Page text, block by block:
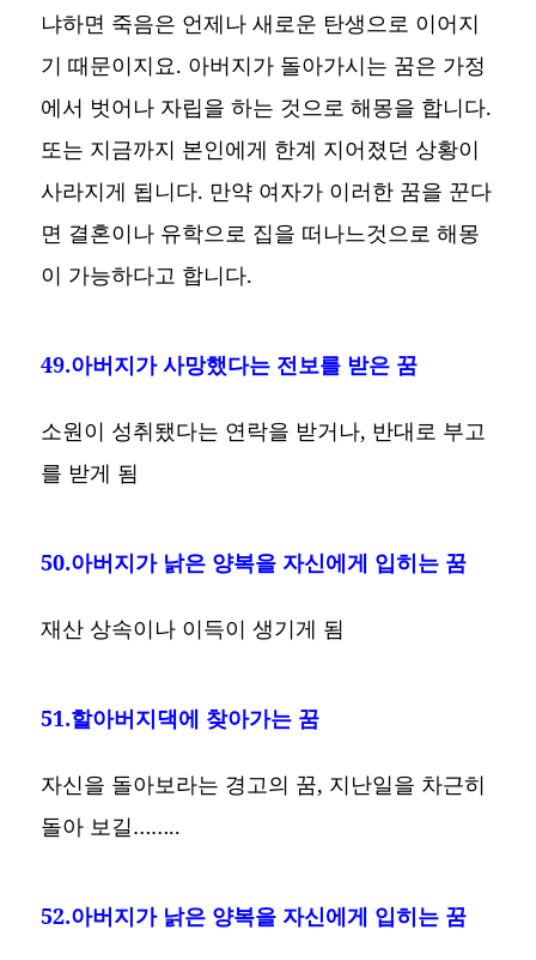
냐하면 죽음은 언제나 새로운 탄생으로 이어지
기 때문이지요. 아버지가 돌아가시는 꿈은 가정
에서 벗어나 자립을 하는 것으로 해몽을 합니다.
또는 지금까지 본인에게 한계 지어졌던 상황이
사라지게 됩니다. 만약 여자가 이러한 꿈을 꾼다
면 결혼이나 유학으로 집을 떠나느것으로 해몽
이 가능하다고 합니다.
49.아버지가 사망했다는 전보를 받은 꿈
소원이 성취됐다는 연락을 받거나, 반대로 부고
를 받게 됨
50.아버지가 낡은 양복을 자신에게 입히는 꿈
재산 상속이나 이득이 생기게 됨
51.할아버지댁에 찾아가는 꿈
자신을 돌아보라는 경고의 꿈, 지난일을 차근히
돌아 보길……..
52.아버지가 낡은 양복을 자신에게 입히는 꿈